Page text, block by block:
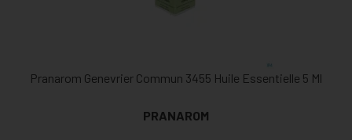
Pranarom Genevrier Commun 3455 Huile Essentielle 5 Ml
PRANAROM